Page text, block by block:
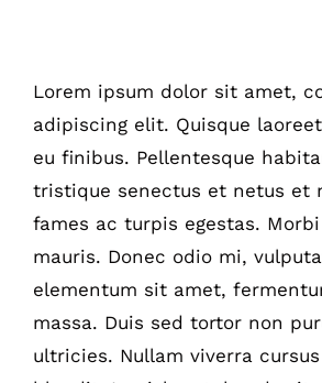
Lorem ipsum dolor sit amet,
adipiscing elit. Quisque
eu finibus. Pellentesque
tristique senectus et netus et
fames ac turpis egestas.
mauris. Donec odio mi,
elementum sit amet,
massa. Duis sed tortor non
ultricies. Nullam viverra